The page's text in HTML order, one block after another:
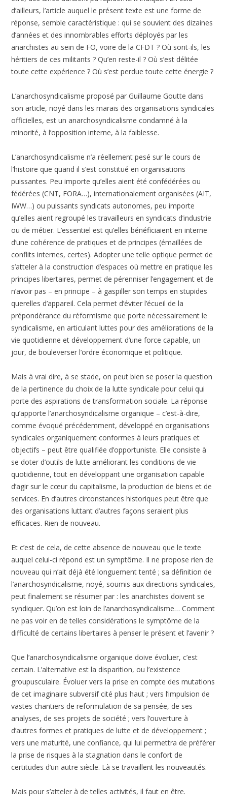
d’ailleurs, l’article auquel le présent texte est une forme de
réponse, semble caractéristique : qui se souvient des dizaines
d’années et des innombrables efforts déployés par les
anarchistes au sein de FO, voire de la CFDT ? Où sont-ils, les
héritiers de ces militants ? Qu’en reste-il ? Où s’est délitée
toute cette expérience ? Où s’est perdue toute cette énergie ?
L’anarchosyndicalisme proposé par Guillaume Goutte dans
son article, noyé dans les marais des organisations syndicales
officielles, est un anarchosyndicalisme condamné à la
minorité, à l’opposition interne, à la faiblesse.
L’anarchosyndicalisme n’a réellement pesé sur le cours de
l’histoire que quand il s’est constitué en organisations
puissantes. Peu importe qu’elles aient été confédérées ou
fédérées (CNT, FORA…), internationalement organisées (AIT,
IWW…) ou puissants syndicats autonomes, peu importe
qu’elles aient regroupé les travailleurs en syndicats d’industrie
ou de métier. L’essentiel est qu’elles bénéficiaient en interne
d’une cohérence de pratiques et de principes (émaillées de
conflits internes, certes). Adopter une telle optique permet de
s’atteler à la construction d’espaces où mettre en pratique les
principes libertaires, permet de pérenniser l’engagement et de
n’avoir pas – en principe – à gaspiller son temps en stupides
querelles d’appareil. Cela permet d’éviter l’écueil de la
prépondérance du réformisme que porte nécessairement le
syndicalisme, en articulant luttes pour des améliorations de la
vie quotidienne et développement d’une force capable, un
jour, de bouleverser l’ordre économique et politique.
Mais à vrai dire, à se stade, on peut bien se poser la question
de la pertinence du choix de la lutte syndicale pour celui qui
porte des aspirations de transformation sociale. La réponse
qu’apporte l’anarchosyndicalisme organique – c’est-à-dire,
comme évoqué précédemment, développé en organisations
syndicales organiquement conformes à leurs pratiques et
objectifs – peut être qualifiée d’opportuniste. Elle consiste à
se doter d’outils de lutte améliorant les conditions de vie
quotidienne, tout en développant une organisation capable
d’agir sur le cœur du capitalisme, la production de biens et de
services. En d’autres circonstances historiques peut être que
des organisations luttant d’autres façons seraient plus
efficaces. Rien de nouveau.
Et c’est de cela, de cette absence de nouveau que le texte
auquel celui-ci répond est un symptôme. Il ne propose rien de
nouveau qui n’ait déjà été longuement tenté ; sa définition de
l’anarchosyndicalisme, noyé, soumis aux directions syndicales,
peut finalement se résumer par : les anarchistes doivent se
syndiquer. Qu’on est loin de l’anarchosyndicalisme… Comment
ne pas voir en de telles considérations le symptôme de la
difficulté de certains libertaires à penser le présent et l’avenir ?
Que l’anarchosyndicalisme organique doive évoluer, c’est
certain. L’alternative est la disparition, ou l’existence
groupusculaire. Évoluer vers la prise en compte des mutations
de cet imaginaire subversif cité plus haut ; vers l’impulsion de
vastes chantiers de reformulation de sa pensée, de ses
analyses, de ses projets de société ; vers l’ouverture à
d’autres formes et pratiques de lutte et de développement ;
vers une maturité, une confiance, qui lui permettra de préférer
la prise de risques à la stagnation dans le confort de
certitudes d’un autre siècle. Là se travaillent les nouveautés.
Mais pour s’atteler à de telles activités, il faut en être.